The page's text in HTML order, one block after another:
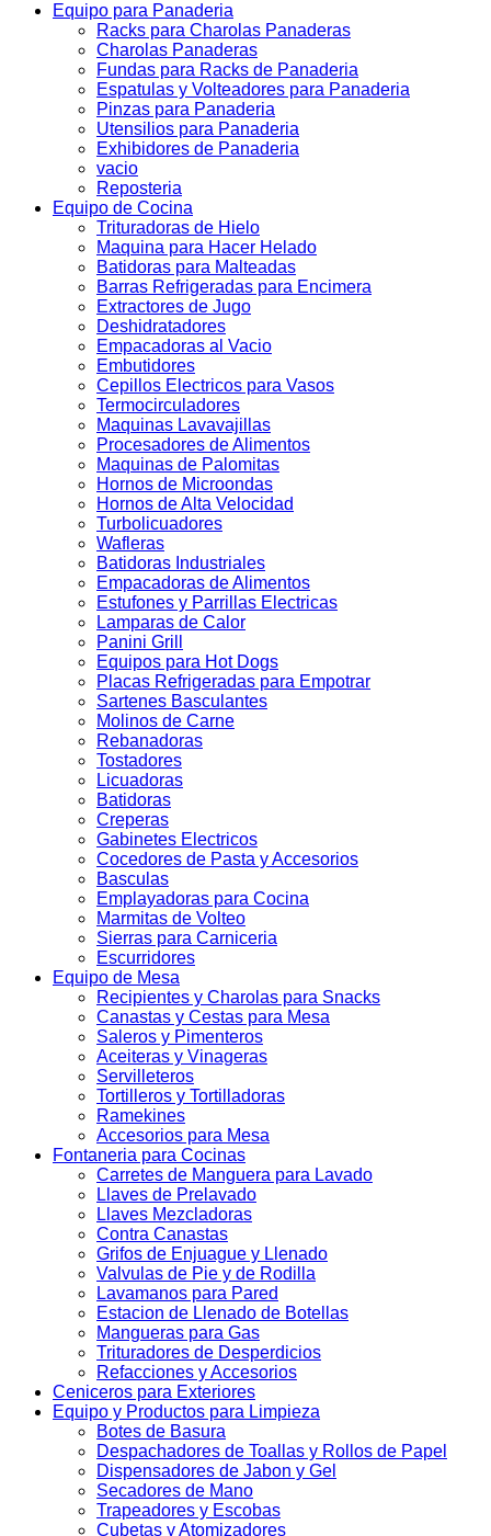
Equipo para Panaderia
Racks para Charolas Panaderas
Charolas Panaderas
Fundas para Racks de Panaderia
Espatulas y Volteadores para Panaderia
Pinzas para Panaderia
Utensilios para Panaderia
Exhibidores de Panaderia
vacio
Reposteria
Equipo de Cocina
Trituradoras de Hielo
Maquina para Hacer Helado
Batidoras para Malteadas
Barras Refrigeradas para Encimera
Extractores de Jugo
Deshidratadores
Empacadoras al Vacio
Embutidores
Cepillos Electricos para Vasos
Termocirculadores
Maquinas Lavavajillas
Procesadores de Alimentos
Maquinas de Palomitas
Hornos de Microondas
Hornos de Alta Velocidad
Turbolicuadores
Wafleras
Batidoras Industriales
Empacadoras de Alimentos
Estufones y Parrillas Electricas
Lamparas de Calor
Panini Grill
Equipos para Hot Dogs
Placas Refrigeradas para Empotrar
Sartenes Basculantes
Molinos de Carne
Rebanadoras
Tostadores
Licuadoras
Batidoras
Creperas
Gabinetes Electricos
Cocedores de Pasta y Accesorios
Basculas
Emplayadoras para Cocina
Marmitas de Volteo
Sierras para Carniceria
Escurridores
Equipo de Mesa
Recipientes y Charolas para Snacks
Canastas y Cestas para Mesa
Saleros y Pimenteros
Aceiteras y Vinageras
Servilleteros
Tortilleros y Tortilladoras
Ramekines
Accesorios para Mesa
Fontaneria para Cocinas
Carretes de Manguera para Lavado
Llaves de Prelavado
Llaves Mezcladoras
Contra Canastas
Grifos de Enjuague y Llenado
Valvulas de Pie y de Rodilla
Lavamanos para Pared
Estacion de Llenado de Botellas
Mangueras para Gas
Trituradores de Desperdicios
Refacciones y Accesorios
Ceniceros para Exteriores
Equipo y Productos para Limpieza
Botes de Basura
Despachadores de Toallas y Rollos de Papel
Dispensadores de Jabon y Gel
Secadores de Mano
Trapeadores y Escobas
Cubetas y Atomizadores